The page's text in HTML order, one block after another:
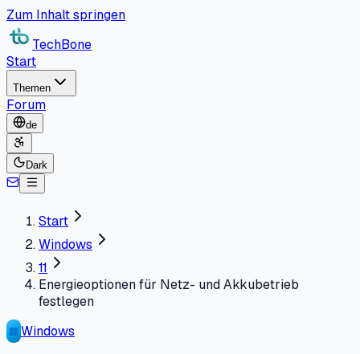
Zum Inhalt springen
TechBone
Start
Themen
Forum
de
Dark
Start
Windows
11
Energieoptionen für Netz- und Akkubetrieb
festlegen
Windows